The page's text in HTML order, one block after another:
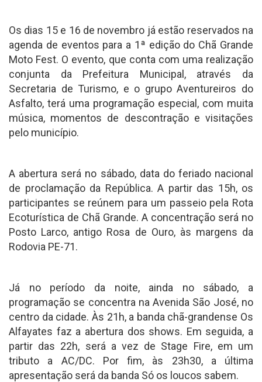
Os dias 15 e 16 de novembro já estão reservados na
agenda de eventos para a 1ª edição do Chã Grande
Moto Fest. O evento, que conta com uma realização
conjunta da Prefeitura Municipal, através da
Secretaria de Turismo, e o grupo Aventureiros do
Asfalto, terá uma programação especial, com muita
música, momentos de descontração e visitações
pelo município.
A abertura será no sábado, data do feriado nacional
de proclamação da República. A partir das 15h, os
participantes se reúnem para um passeio pela Rota
Ecoturística de Chã Grande. A concentração será no
Posto Larco, antigo Rosa de Ouro, às margens da
Rodovia PE-71.
Já no período da noite, ainda no sábado, a
programação se concentra na Avenida São José, no
centro da cidade. Às 21h, a banda chã-grandense Os
Alfayates faz a abertura dos shows. Em seguida, a
partir das 22h, será a vez de Stage Fire, em um
tributo a AC/DC. Por fim, às 23h30, a última
apresentação será da banda Só os loucos sabem.